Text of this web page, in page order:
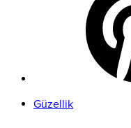
Güzellik